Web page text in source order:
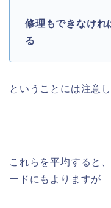
修理もできなけれ
る
ということには注意
これらを平均すると
ードにもよりますが